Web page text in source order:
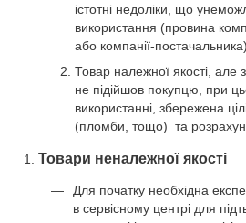
істотні недоліки, що
використання (провина
або компанії-
Товар належної якості, але
не підійшов покупцю, при
використанні, збережена
(пломби, тощо) та
Товари неналежної якості
Для початку необхідна
в сервісному центрі для